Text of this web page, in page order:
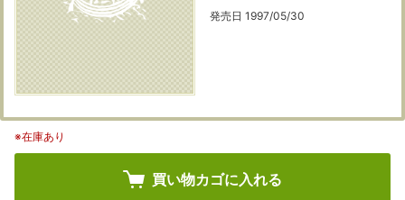
発売日 1997/05/30
※在庫あり
買い物カゴに入れる